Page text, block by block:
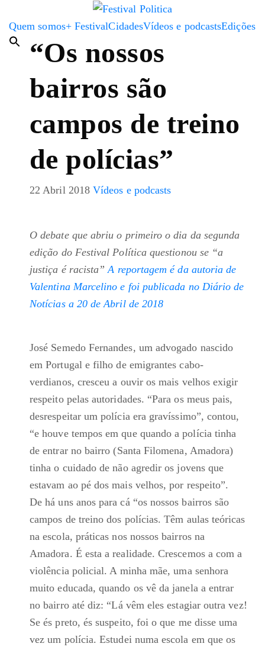
Quem somos+ FestivalCidadesVídeos e podcastsEdições
“Os nossos
bairros são
campos de treino
de polícias”
22 Abril 2018 Vídeos e podcasts
O debate que abriu o primeiro o dia da segunda
edição do Festival Política questionou se “a
justiça é racista”A reportagem é da autoria de
Valentina Marcelino e foi publicada no Diário de
Notícias a 20 de Abril de 2018
José Semedo Fernandes, um advogado nascido
em Portugal e filho de emigrantes cabo-
verdianos, cresceu a ouvir os mais velhos exigir
respeito pelas autoridades. “Para os meus pais,
desrespeitar um polícia era gravíssimo”, contou,
“e houve tempos em que quando a polícia tinha
de entrar no bairro (Santa Filomena, Amadora)
tinha o cuidado de não agredir os jovens que
estavam ao pé dos mais velhos, por respeito”.
De há uns anos para cá “os nossos bairros são
campos de treino dos polícias. Têm aulas teóricas
na escola, práticas nos nossos bairros na
Amadora. É esta a realidade. Crescemos a com a
violência policial. A minha mãe, uma senhora
muito educada, quando os vê da janela a entrar
no bairro até diz: “Lá vêm eles estagiar outra vez!
Se és preto, és suspeito, foi o que me disse uma
vez um polícia. Estudei numa escola em que os